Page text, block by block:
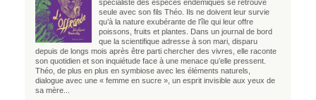
spécialiste des espèces endémiques se retrouve
seule avec son fils Théo. Ils ne doivent leur survie
qu’à la nature exubérante de l’île qui leur offre
poissons, fruits et plantes. Dans un journal de bord
que la scientifique adresse à son mari, disparu
depuis de longs mois après être parti chercher des vivres, elle raconte
son quotidien et son inquiétude face à une menace qu’elle pressent.
Théo, de plus en plus en symbiose avec les éléments naturels,
dialogue avec une « femme en sucre », un esprit invisible aux yeux de
sa mère...